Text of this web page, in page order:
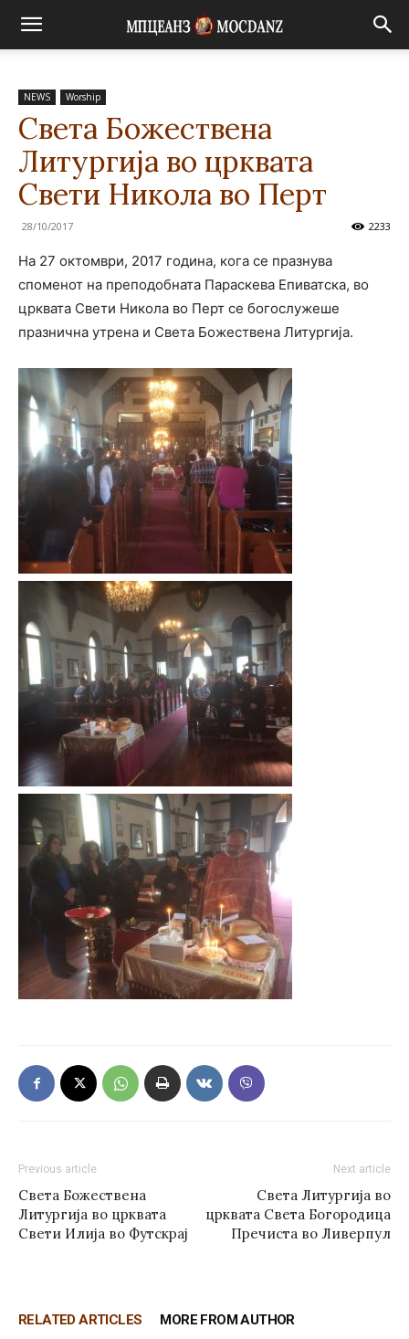
NEWS Worship
Света Божествена
Литургија во црквата
Свети Никола во Перт
28/10/2017 2233
На 27 октомври, 2017 година, кога се празнува
споменот на преподобната Параскева Епиватска, во
црквата Свети Никола во Перт се богослужеше
празнична утрена и Света Божествена Литургија.
Previous article
Света Божествена
Литургија во црквата
Свети Илија во Футскрај
Next article
Света Литургија во
црквата Света Богородица
Пречиста во Ливерпул
RELATED ARTICLES MORE FROM AUTHOR